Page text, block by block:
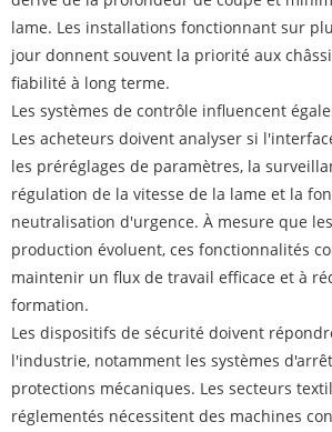
lame. Les installations fonctionnant sur
jour donnent souvent la priorité aux
fiabilité à long terme.
Les systèmes de contrôle influencent
Les acheteurs doivent analyser si
les préréglages de paramètres, la
régulation de la vitesse de la lame et la
neutralisation d'urgence. À mesure que
production évoluent, ces fonctionnalités
maintenir un flux de travail efficace et à
formation.
Les dispositifs de sécurité doivent
l'industrie, notamment les systèmes
protections mécaniques. Les secteurs
réglementés nécessitent des machines